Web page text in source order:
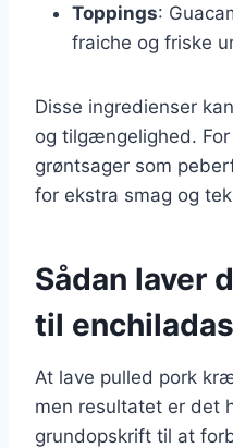
Toppings:
fraiche og friske
Disse ingredienser
og tilgængelighed.
grøntsager som
for ekstra smag og
Sådan laver
til enchiladas
At lave pulled pork
men resultatet er det
grundopskrift til at